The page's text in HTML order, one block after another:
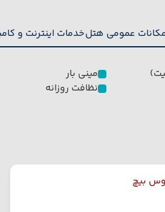
عمومی هتلخدمات اینترنت و
مینی بار
نظافت روزانه
بیچ